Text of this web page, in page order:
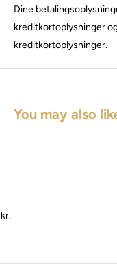
Dine
kreditkortoplysninger
kreditkortoplysninger.
You may also